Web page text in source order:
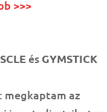
>>>
és GYMSTICK
megkaptam az